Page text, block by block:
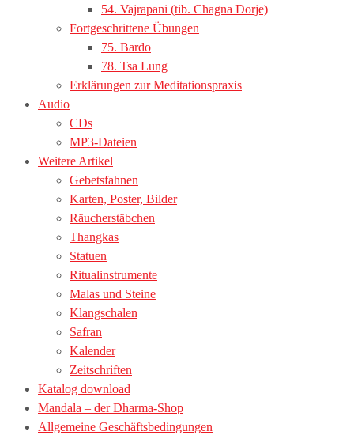
54. Vajrapani (tib. Chagna Dorje)
Fortgeschrittene Übungen
75. Bardo
78. Tsa Lung
Erklärungen zur Meditationspraxis
Audio
CDs
MP3-Dateien
Weitere Artikel
Gebetsfahnen
Karten, Poster, Bilder
Räucherstäbchen
Thangkas
Statuen
Ritualinstrumente
Malas und Steine
Klangschalen
Safran
Kalender
Zeitschriften
Katalog download
Mandala – der Dharma-Shop
Allgemeine Geschäftsbedingungen